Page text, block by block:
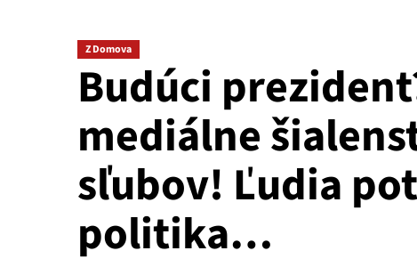
Z Domova
Budúci
mediálne
sľubov! Ľudia
politika…